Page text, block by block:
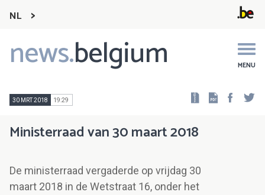
NL
news.belgium MENU
Main
navigation
30 MRT 2018 19:29
Ministerraad van 30 maart 2018
De ministerraad vergaderde op vrijdag 30
maart 2018 in de Wetstraat 16, onder het